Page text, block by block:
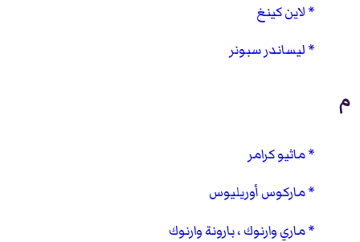
لاين كينغ
ليساندر سبونر
م
ماثيو كرامر
ماركوس أوريليوس
ماري وارنوك ، بارونة وارنوك